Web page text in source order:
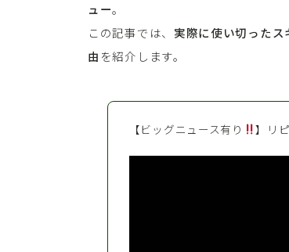
ュー。
この記事では、 実際に使い切った
由 を紹介します。
【ビッグニュース有り 】リ